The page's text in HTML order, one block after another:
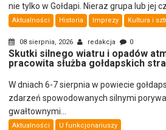
nie tylko w Gołdapi. Nieraz grupa lub jej
Aktualności Historia Imprezy Kultura i
08 sierpnia, 2026 redakcja 0
Skutki silnego wiatru i opadów
pracowita służba gołdapskich
W dniach 6-7 sierpnia w powiecie
zdarzeń spowodowanych silnymi
gwałtownymi...
Aktualności U funkcjonariuszy